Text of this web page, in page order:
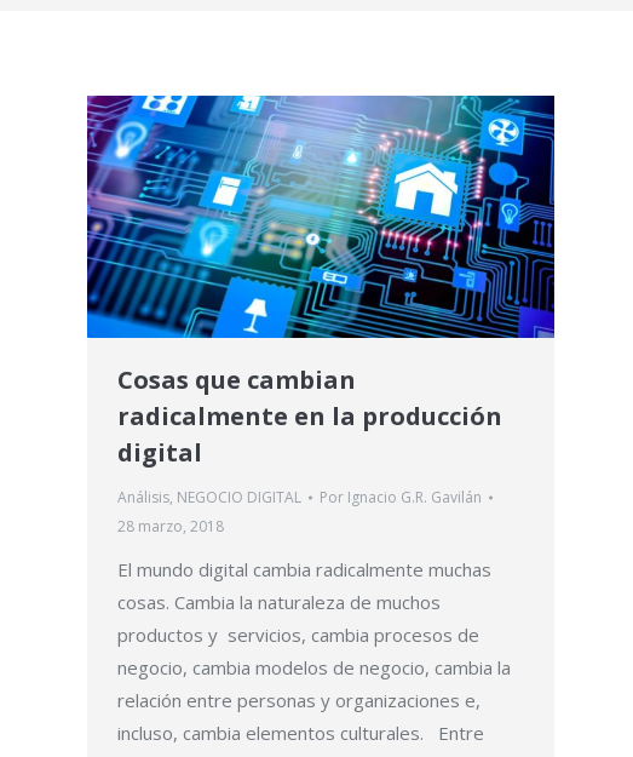
Cosas que cambian
radicalmente en la producción
digital
Análisis, NEGOCIO DIGITAL Por Ignacio G.R. Gavilán
28 marzo, 2018
El mundo digital cambia radicalmente muchas
cosas. Cambia la naturaleza de muchos
productos y servicios, cambia procesos de
negocio, cambia modelos de negocio, cambia la
relación entre personas y organizaciones e,
incluso, cambia elementos culturales. Entre